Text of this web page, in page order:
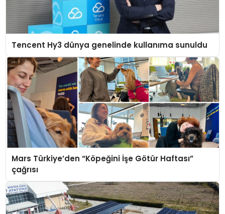
Tencent Hy3 dünya genelinde kullanıma sunuldu
Mars Türkiye’den “Köpeğini İşe Götür Haftası”
çağrısı